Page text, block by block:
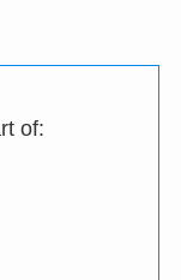
of: